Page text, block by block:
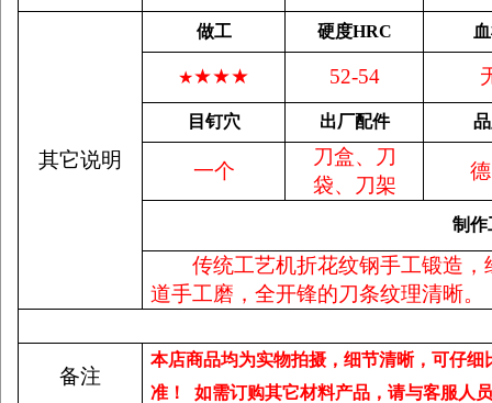
其它说明
做工 硬度HRC
★★★★ 52-54
目钉穴 出厂配件
一个
刀盒、刀
袋、刀架
制作
传统工艺机折花纹钢手工锻造
道手工磨，全开锋的刀条纹理清晰。
备注
本店商品均为实物拍摄，细节清晰，可仔
准！
如需订购其它材料产品，请与客服人